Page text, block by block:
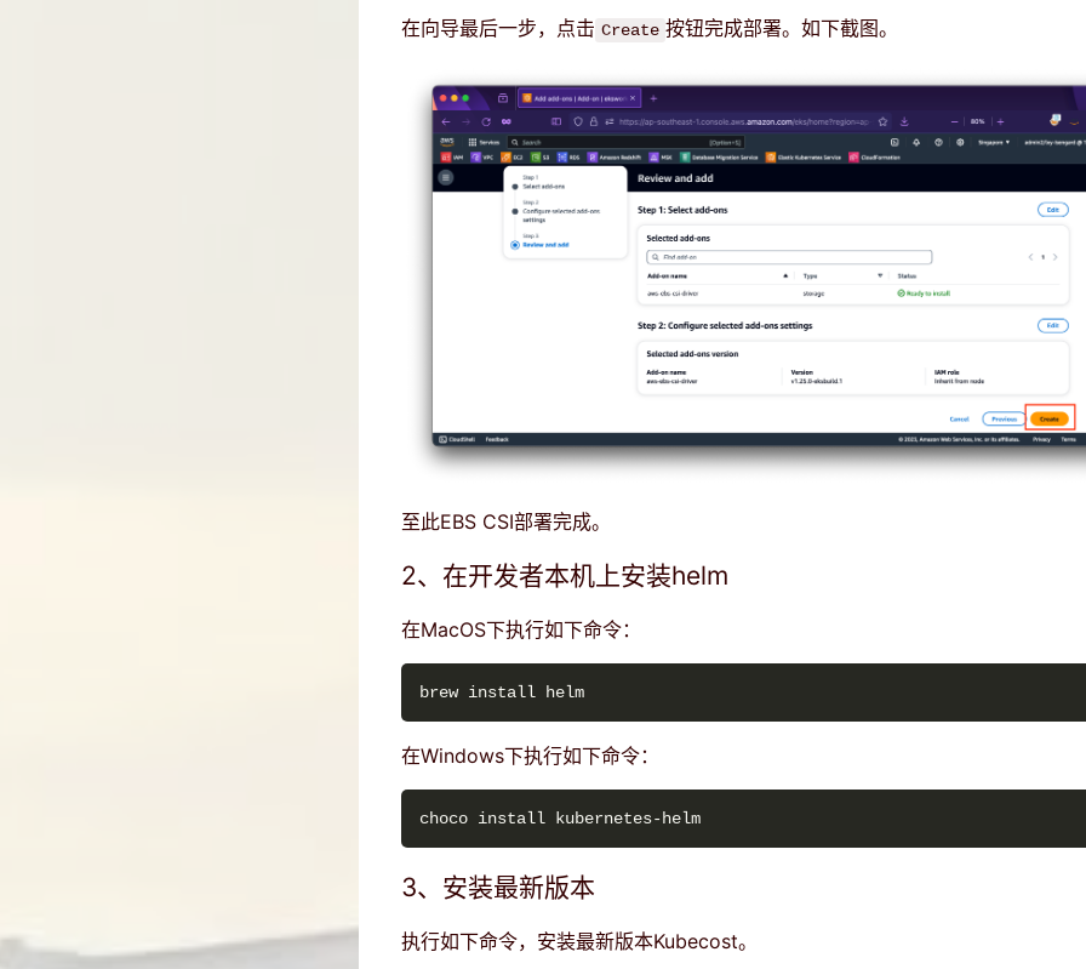
在向导最后一步，点击 Create 按钮完成部署。如下截图。
至此EBS CSI部署完成。
2、在开发者本机上安装helm
在MacOS下执行如下命令：
brew install helm
在Windows下执行如下命令：
choco install kubernetes-helm
3、安装最新版本
执行如下命令，安装最新版本Kubecost。